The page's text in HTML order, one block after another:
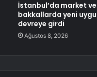
İstanbul’da market ve
bakkallarda yeni
devreye girdi
Ağustos 8, 2026